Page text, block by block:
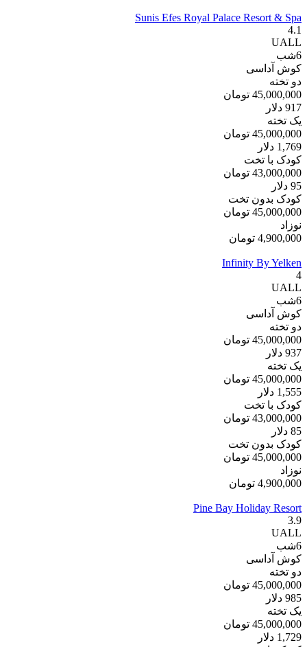
Sunis Efes Royal Palace Resort & Spa
4.1
UALL
6شب
کوش آداسی
دو تخته
45,000,000 تومان
917 دلار
یک تخته
45,000,000 تومان
1,769 دلار
کودک با تخت
43,000,000 تومان
95 دلار
کودک بدون تخت
45,000,000 تومان
نوزاد
4,900,000 تومان
Infinity By Yelken
4
UALL
6شب
کوش آداسی
دو تخته
45,000,000 تومان
937 دلار
یک تخته
45,000,000 تومان
1,555 دلار
کودک با تخت
43,000,000 تومان
85 دلار
کودک بدون تخت
45,000,000 تومان
نوزاد
4,900,000 تومان
Pine Bay Holiday Resort
3.9
UALL
6شب
کوش آداسی
دو تخته
45,000,000 تومان
985 دلار
یک تخته
45,000,000 تومان
1,729 دلار